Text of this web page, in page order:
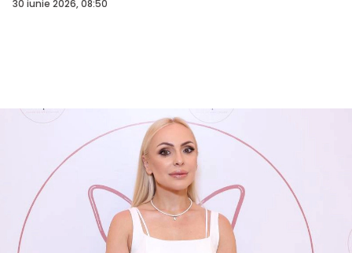
30 iunie 2026, 08:50
de...